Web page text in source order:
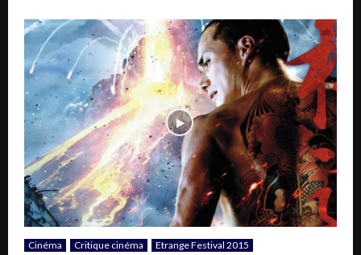
Cinéma Critique cinéma Etrange Festival 2015